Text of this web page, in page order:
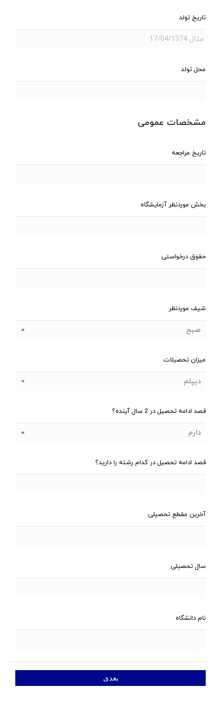
تاریخ تولد
محل تولد
مشخصات عمومی
تاریخ مراجعه
بخش موردنظر آزمایشگاه
حقوق درخواستی
شیف موردنظر
میزان تحصیلات
قصد ادامه تحصیل در 2 سال آینده؟
قصد ادامه تحصیل در کدام رشته را دارید؟
آخرین مقطع تحصیلی
سال تحصیلی
نام دانشگاه